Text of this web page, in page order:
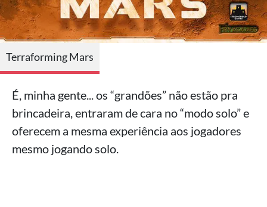
Terraforming Mars
É, minha gente... os “grandões” não estão pra
brincadeira, entraram de cara no “modo solo” e
oferecem a mesma experiência aos jogadores
mesmo jogando solo.